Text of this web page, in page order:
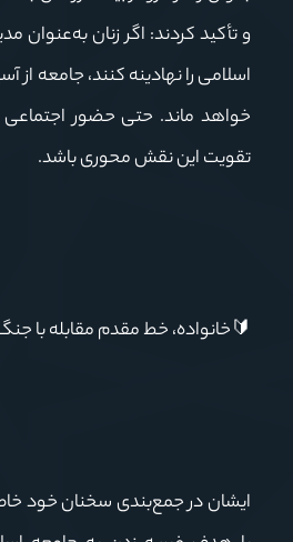
و تأکید کردند: اگر زنان به‌عنوان
اسلامی را نهادینه کنند، جامعه از
خواهد ماند. حتی حضور اجتماعی
تقویت این نقش محوری باشد.
🔰خانواده، خط مقدم مقابله با
ایشان در جمع‌بندی سخنان خود